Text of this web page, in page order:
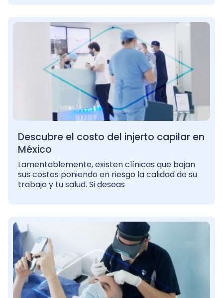
Descubre el costo del injerto capilar en
México
Lamentablemente, existen clínicas que bajan
sus costos poniendo en riesgo la calidad de su
trabajo y tu salud. Si deseas